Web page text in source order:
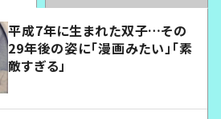
平成7年に生まれた双子…その
29年後の姿に「漫画みたい」「素
敵すぎる」